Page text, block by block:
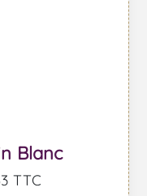
Blanc
TTC